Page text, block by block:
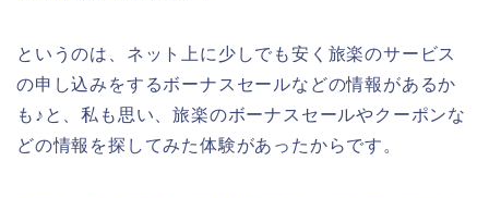
というのは、ネット上に少しでも安く旅楽のサービス
の申し込みをするボーナスセールなどの情報があるか
も♪と、私も思い、旅楽のボーナスセールやクーポンな
どの情報を探してみた体験があったからです。